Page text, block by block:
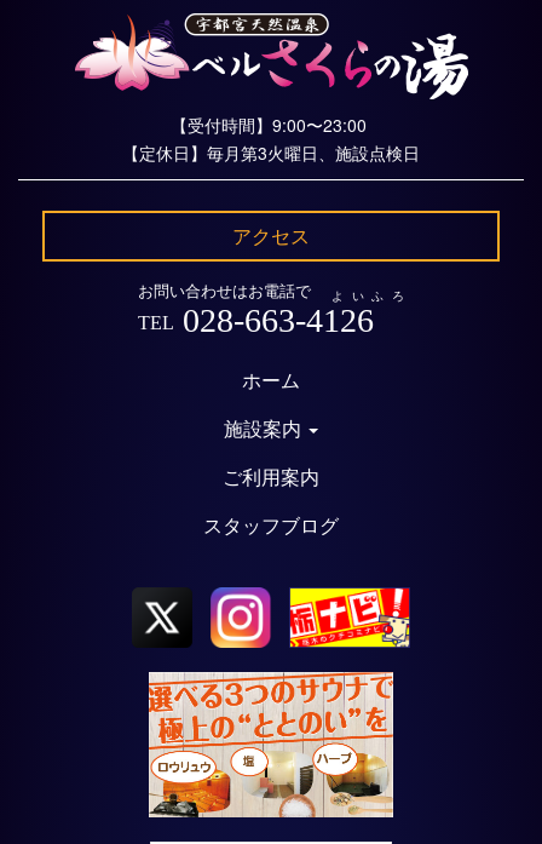
【受付時間】9:00〜23:00
【定休日】毎月第3火曜日、施設点検日
アクセス
お問い合わせはお電話で よいふろ
TEL 028-663-4126
ホーム
施設案内
ご利用案内
スタッフブログ